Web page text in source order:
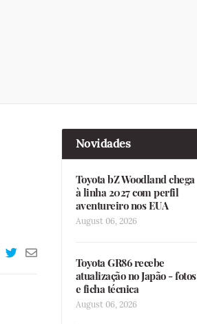
Novidades
Toyota bZ Woodland chega
à linha 2027 com perfil
aventureiro nos EUA
August 06, 2026
Toyota GR86 recebe
atualização no Japão - fotos
e ficha técnica
August 06, 2026